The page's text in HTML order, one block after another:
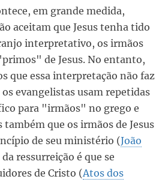
em grande medida,
aceitam que Jesus tenha tido
interpretativo, os irmãos
de Jesus. No entanto,
que essa interpretação não faz
evangelistas usam repetidas
para "irmãos" no grego e
que os irmãos de Jesus
de seu ministério (João
ressurreição é que se
de Cristo (Atos dos